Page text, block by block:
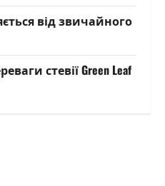
від звичайного
стевії Green Leaf